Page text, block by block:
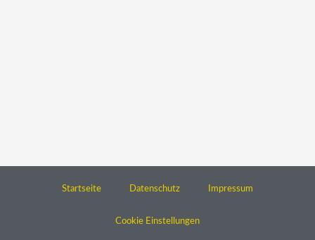
Startseite Datenschutz Impressum
Cookie Einstellungen